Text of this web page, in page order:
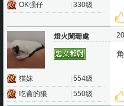
OK强仔 330级
燈火闌珊處
猫妺
554级
吃斋的狼
550级